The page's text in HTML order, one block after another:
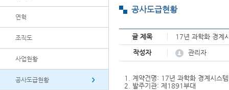
연혁
조직도
사업현황
공사도급현황
공사도급현황
글 제목 17년 과학화 경계
페이지 정보
작성자 관리자
1. 계약건명: 17년 과학화 경계시스
2. 발주기관: 제1891부대